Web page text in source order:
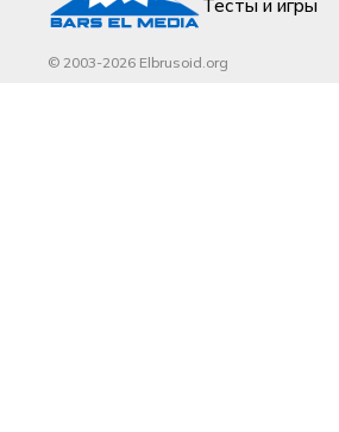
Тесты и игры
© 2003-2026 Elbrusoid.org